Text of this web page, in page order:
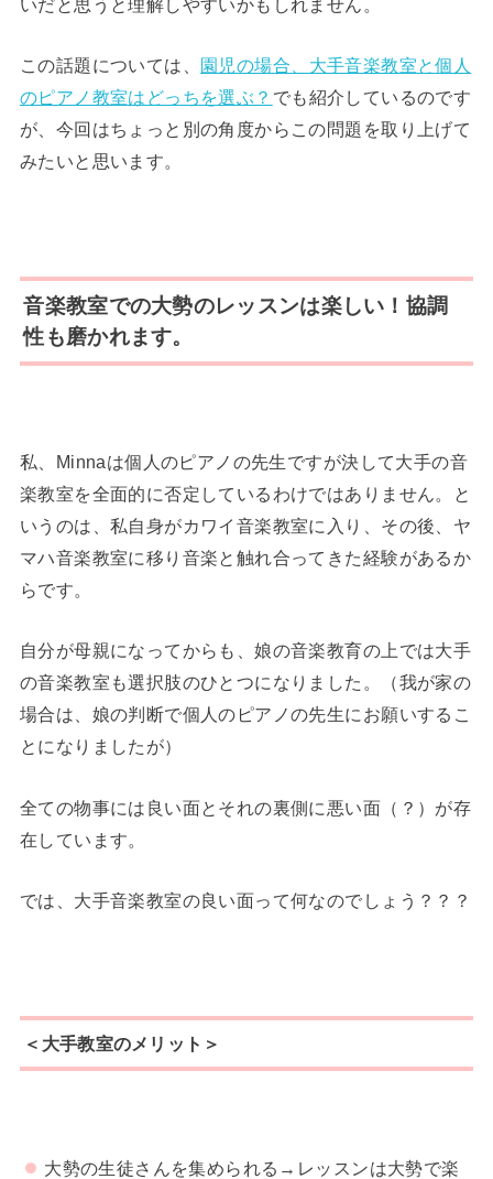
いだと思うと理解しやすいかもしれません。
この話題については、
園児の場合、大手音楽教室と個人
のピアノ教室はどっちを選ぶ？ でも紹介しているのです
が、今回はちょっと別の角度からこの問題を取り上げて
みたいと思います。
音楽教室での大勢のレッスンは楽しい！協調
性も磨かれます。
私、Minnaは個人のピアノの先生ですが決して大手の音
楽教室を全面的に否定しているわけではありません。と
いうのは、私自身がカワイ音楽教室に入り、その後、ヤ
マハ音楽教室に移り音楽と触れ合ってきた経験があるか
らです。
自分が母親になってからも、娘の音楽教育の上では大手
の音楽教室も選択肢のひとつになりました。（我が家の
場合は、娘の判断で個人のピアノの先生にお願いするこ
とになりましたが）
全ての物事には良い面とそれの裏側に悪い面（？）が存
在しています。
では、大手音楽教室の良い面って何なのでしょう？？？
＜大手教室のメリット＞
大勢の生徒さんを集められる→レッスンは大勢で楽